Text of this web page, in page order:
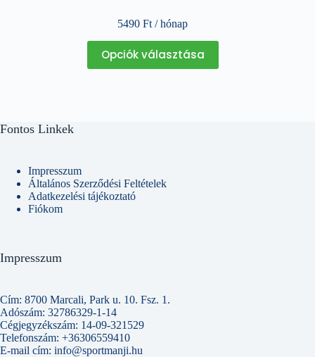
5490Ft / hónap
Opciók választása
Ennek
a
terméknek
ki
Fontos Linkek
Impresszum
Általános Szerződési Feltételek
Adatkezelési tájékoztató
Fiókom
Impresszum
Cím: 8700 Marcali, Park u. 10. Fsz. 1.
Adószám: 32786329-1-14
Cégjegyzékszám: 14-09-321529
Telefonszám: +36306559410
E-mail cím: info@sportmanji.hu